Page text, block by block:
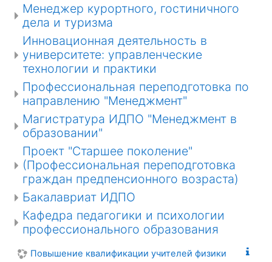
Менеджер курортного, гостиничного
дела и туризма
Инновационная деятельность в
университете: управленческие
технологии и практики
Профессиональная переподготовка по
направлению "Менеджмент"
Магистратура ИДПО "Менеджмент в
образовании"
Проект "Старшее поколение"
(Профессиональная переподготовка
граждан предпенсионного возраста)
Бакалавриат ИДПО
Кафедра педагогики и психологии
профессионального образования
Повышение квалификации учителей физики